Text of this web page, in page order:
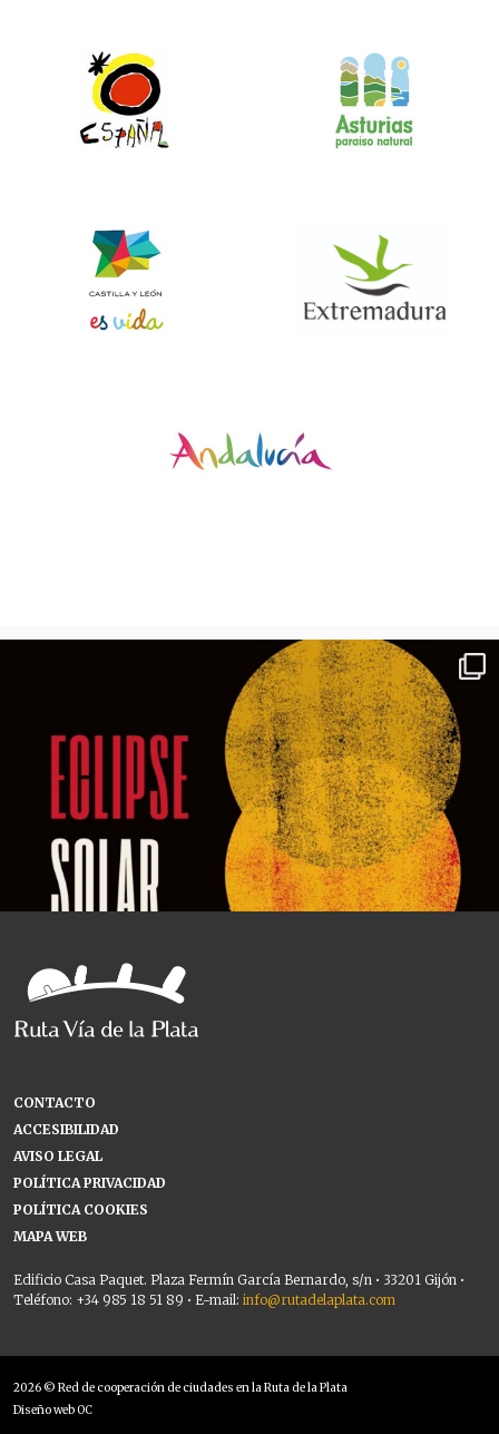
CONTACTO
ACCESIBILIDAD
AVISO LEGAL
POLÍTICA PRIVACIDAD
POLÍTICA COOKIES
MAPA WEB
Edificio Casa Paquet. Plaza Fermín García Bernardo, s/n • 33201 Gijón •
Teléfono: +34 985 18 51 89 • E-mail: info@rutadelaplata.com
2026 © Red de cooperación de ciudades en la Ruta de la Plata
Diseño web OC